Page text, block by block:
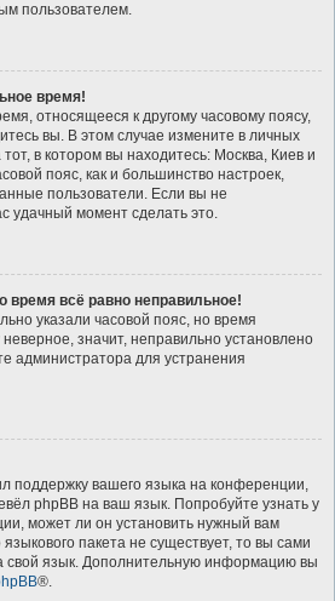
пользователем.
время!
относящееся к другому часовому поясу,
вы. В этом случае измените в личных
в котором вы находитесь: Москва, Киев и
пояс, как и большинство настроек,
пользователи. Если вы не
удачный момент сделать это.
время всё равно неправильное!
указали часовой пояс, но время
значит, неправильно установлено
администратора для устранения
поддержку вашего языка на конференции,
phpBB на ваш язык. Попробуйте узнать у
может ли он установить нужный вам
пакета не существует, то вы сами
свой язык. Дополнительную информацию вы
®.